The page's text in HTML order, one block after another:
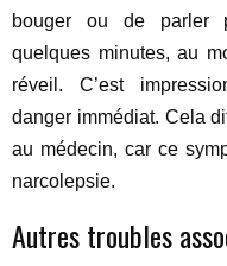
bouger ou de parler
quelques minutes, au
réveil. C’est
danger immédiat. Cela
au médecin, car ce
narcolepsie.
Autres troubles